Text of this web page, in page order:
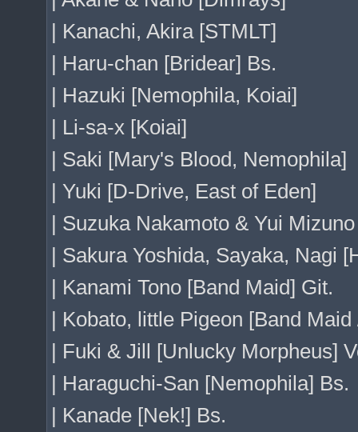
| Kanachi, Akira [STMLT]
| Haru-chan [Bridear] Bs.
| Hazuki [Nemophila, Koiai]
| Li-sa-x [Koiai]
| Saki [Mary's Blood, Nemophila]
| Yuki [D-Drive, East of Eden]
| Suzuka Nakamoto & Yui
| Sakura Yoshida, Sayaka, Nagi
| Kanami Tono [Band Maid] Git.
| Kobato, little Pigeon [Band
| Fuki & Jill [Unlucky Morpheus]
| Haraguchi-San [Nemophila] Bs.
| Kanade [Nek!] Bs.